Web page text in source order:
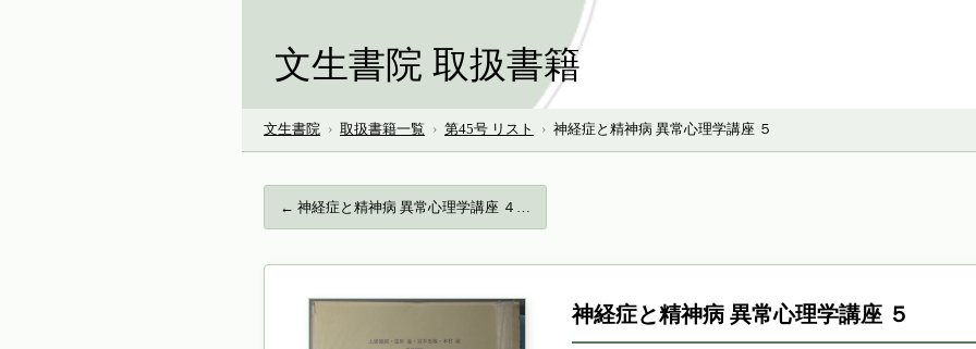
文生書院 取扱書籍
文生書院 › 取扱書籍一覧 › 第45号 リスト › 神経症と精神病 異常心理学講座 ５
← 神経症と精神病 異常心理学講座 ４…
神経症と精神病 異常心理学講座 ５